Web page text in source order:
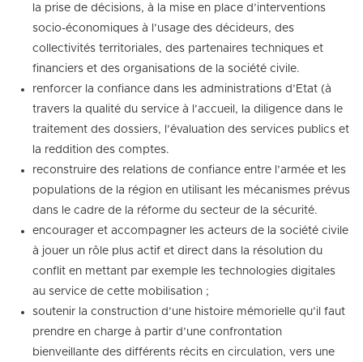
la prise de décisions, à la mise en place d’interventions
socio-économiques à l’usage des décideurs, des
collectivités territoriales, des partenaires techniques et
financiers et des organisations de la société civile.
renforcer la confiance dans les administrations d’Etat (à
travers la qualité du service à l’accueil, la diligence dans le
traitement des dossiers, l’évaluation des services publics et
la reddition des comptes.
reconstruire des relations de confiance entre l’armée et les
populations de la région en utilisant les mécanismes prévus
dans le cadre de la réforme du secteur de la sécurité.
encourager et accompagner les acteurs de la société civile
à jouer un rôle plus actif et direct dans la résolution du
conflit en mettant par exemple les technologies digitales
au service de cette mobilisation ;
soutenir la construction d’une histoire mémorielle qu’il faut
prendre en charge à partir d’une confrontation
bienveillante des différents récits en circulation, vers une